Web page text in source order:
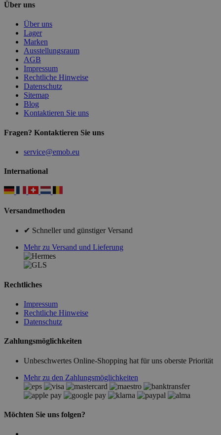
Über uns
Über uns
Lager
Marken
Ausstellungsraum
AGB
Impressum
Rechtliche Hinweise
Datenschutz
Sitemap
Blog
Kontaktieren Sie uns
Fragen? Kontaktieren Sie uns
service@emob.eu
International
Versandmethoden
✔ Schneller und günstiger Versand
Mehr zu Versand und Lieferung
Rechtliches
Impressum
Rechtliche Hinweise
Datenschutz
Zahlungsmöglichkeiten
Unbeschwertes Online-Shopping hat für uns oberste Priorität
Mehr zu den Zahlungsmöglichkeiten
Möchten Sie uns folgen?